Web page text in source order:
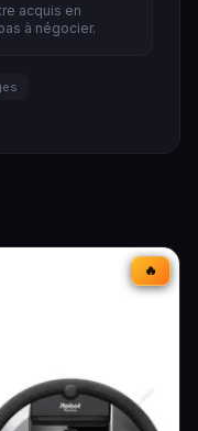
acquis en
à négocier.
🔥